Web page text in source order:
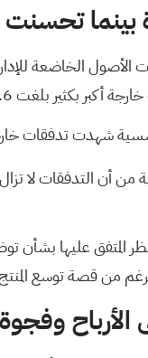
تحسنت
2025 و3.7 مليار دولار أمريكي في الربع الثاني من عام 2025.
شهدت تدفقات خارجة وأن
المتفق عليها بشأن
من قصة توسع